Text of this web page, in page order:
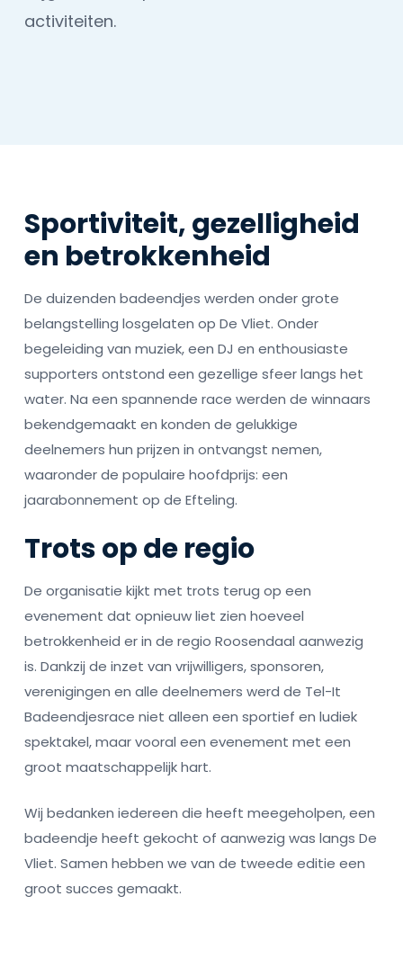
activiteiten.
Sportiviteit, gezelligheid
en betrokkenheid
De duizenden badeendjes werden onder grote
belangstelling losgelaten op De Vliet. Onder
begeleiding van muziek, een DJ en enthousiaste
supporters ontstond een gezellige sfeer langs het
water. Na een spannende race werden de winnaars
bekendgemaakt en konden de gelukkige
deelnemers hun prijzen in ontvangst nemen,
waaronder de populaire hoofdprijs: een
jaarabonnement op de Efteling.
Trots op de regio
De organisatie kijkt met trots terug op een
evenement dat opnieuw liet zien hoeveel
betrokkenheid er in de regio Roosendaal aanwezig
is. Dankzij de inzet van vrijwilligers, sponsoren,
verenigingen en alle deelnemers werd de Tel-It
Badeendjesrace niet alleen een sportief en ludiek
spektakel, maar vooral een evenement met een
groot maatschappelijk hart.
Wij bedanken iedereen die heeft meegeholpen, een
badeendje heeft gekocht of aanwezig was langs De
Vliet. Samen hebben we van de tweede editie een
groot succes gemaakt.